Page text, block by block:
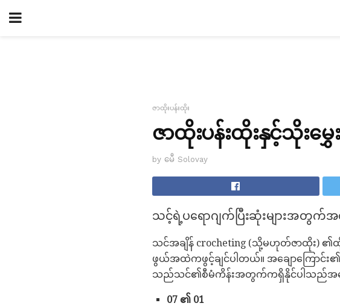
ဇာထိုးပန်းထိုး
ဇာထိုးပန်းထိုးနှင့်သိုးမွှ
by မေီ Solovay
သင့်ရဲ့ပရောဂျက်ပြီးဆုံးများအတွက်
သင်အချိန် crocheting (သို့မဟုတ်ဇာထိုး
ဖွယ်အထဲကဖွင့်ချင်ပါတယ်။ အချောကြောင်း
သည်သင်၏စီမံကိန်းအတွက်ကရှိနိုင်ပါသည်အက
07 ၏ 01